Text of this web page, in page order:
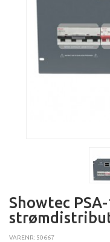
Showtec
VARENR: 50667